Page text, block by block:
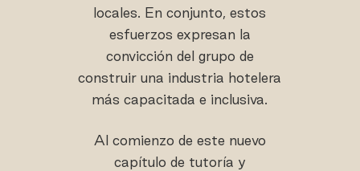
locales. En conjunto, estos
esfuerzos expresan la
convicción del grupo de
construir una industria hotelera
más capacitada e inclusiva.
Al comienzo de este nuevo
capítulo de tutoría y